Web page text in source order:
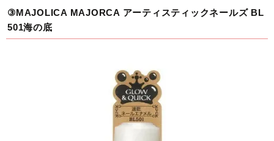
③MAJOLICA MAJORCA アーティスティックネールズ BL
501海の底